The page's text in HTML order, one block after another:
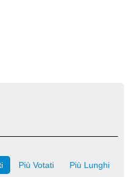
Più Votati Più Lunghi